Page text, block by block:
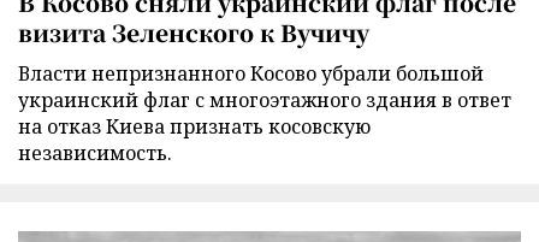
визита Зеленского к Вучичу
Власти непризнанного Косово убрали большой
украинский флаг с многоэтажного здания в ответ
на отказ Киева признать косовскую
независимость.